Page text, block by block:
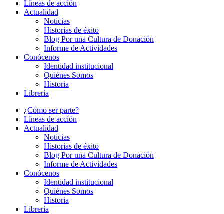
Líneas de acción
Actualidad
Noticias
Historias de éxito
Blog Por una Cultura de Donación
Informe de Actividades
Conócenos
Identidad institucional
Quiénes Somos
Historia
Librería
¿Cómo ser parte?
Líneas de acción
Actualidad
Noticias
Historias de éxito
Blog Por una Cultura de Donación
Informe de Actividades
Conócenos
Identidad institucional
Quiénes Somos
Historia
Librería